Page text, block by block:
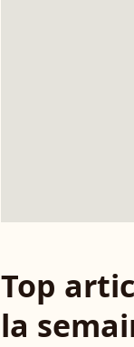
Top
la